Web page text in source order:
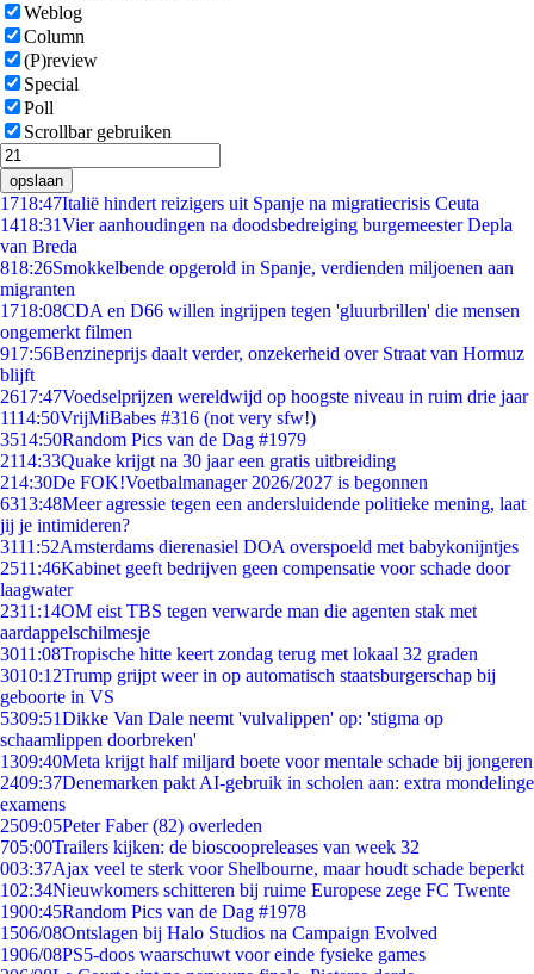
Weblog
Column
(P)review
Special
Poll
Scrollbar gebruiken
opslaan
1718:47Italië hindert reizigers uit Spanje na migratiecrisis Ceuta
1418:31Vier aanhoudingen na doodsbedreiging burgemeester Depla
van Breda
818:26Smokkelbende opgerold in Spanje, verdienden miljoenen aan
migranten
1718:08CDA en D66 willen ingrijpen tegen 'gluurbrillen' die mensen
ongemerkt filmen
917:56Benzineprijs daalt verder, onzekerheid over Straat van Hormuz
blijft
2617:47Voedselprijzen wereldwijd op hoogste niveau in ruim drie jaar
1114:50VrijMiBabes #316 (not very sfw!)
3514:50Random Pics van de Dag #1979
2114:33Quake krijgt na 30 jaar een gratis uitbreiding
214:30De FOK!Voetbalmanager 2026/2027 is begonnen
6313:48Meer agressie tegen een andersluidende politieke mening, laat
jij je intimideren?
3111:52Amsterdams dierenasiel DOA overspoeld met babykonijntjes
2511:46Kabinet geeft bedrijven geen compensatie voor schade door
laagwater
2311:14OM eist TBS tegen verwarde man die agenten stak met
aardappelschilmesje
3011:08Tropische hitte keert zondag terug met lokaal 32 graden
3010:12Trump grijpt weer in op automatisch staatsburgerschap bij
geboorte in VS
5309:51Dikke Van Dale neemt 'vulvalippen' op: 'stigma op
schaamlippen doorbreken'
1309:40Meta krijgt half miljard boete voor mentale schade bij jongeren
2409:37Denemarken pakt AI-gebruik in scholen aan: extra mondelinge
examens
2509:05Peter Faber (82) overleden
705:00Trailers kijken: de bioscoopreleases van week 32
003:37Ajax veel te sterk voor Shelbourne, maar houdt schade beperkt
102:34Nieuwkomers schitteren bij ruime Europese zege FC Twente
1900:45Random Pics van de Dag #1978
1506/08Ontslagen bij Halo Studios na Campaign Evolved
1906/08PS5-doos waarschuwt voor einde fysieke games